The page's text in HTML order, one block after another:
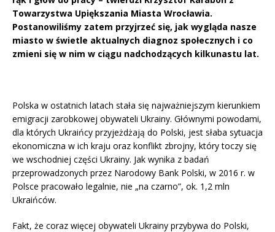
Towarzystwa Upiększania Miasta Wrocławia.
Postanowiliśmy zatem przyjrzeć się, jak wygląda nasze
miasto w świetle aktualnych diagnoz społecznych i co
zmieni się w nim w ciągu nadchodzących kilkunastu lat.
Polska w ostatnich latach stała się najważniejszym kierunkiem
emigracji zarobkowej obywateli Ukrainy. Głównymi powodami,
dla których Ukraińcy przyjeżdżają do Polski, jest słaba sytuacja
ekonomiczna w ich kraju oraz konflikt zbrojny, który toczy się
we wschodniej części Ukrainy. Jak wynika z badań
przeprowadzonych przez Narodowy Bank Polski, w 2016 r. w
Polsce pracowało legalnie, nie „na czarno”, ok. 1,2 mln
Ukraińców.
Fakt, że coraz więcej obywateli Ukrainy przybywa do Polski,